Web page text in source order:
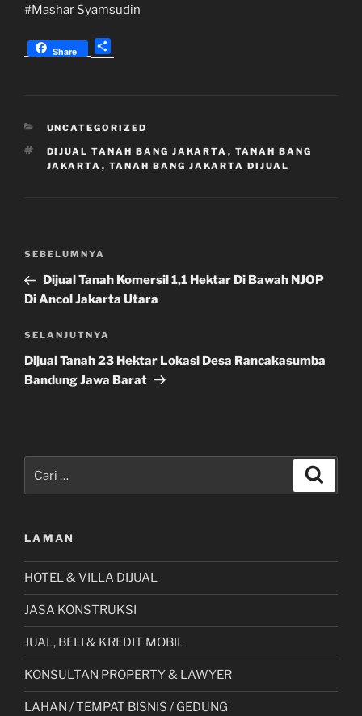
#Mashar Syamsudin
Share
h
KATEGORI
UNCATEGORIZED
TAG
DIJUAL TANAH BANG JAKARTA , TANAH BANG
JAKARTA , TANAH BANG JAKARTA DIJUAL
Navigasi
Pos
Sebelumnya
SEBELUMNYA
Dijual Tanah Komersil 1,1 Hektar Di Bawah NJOP
Di Ancol Jakarta Utara
Pos
Selanjutnya
SELANJUTNYA
Dijual Tanah 23 Hektar Lokasi Desa Rancakasumba
Bandung Jawa Barat
untuk:
LAMAN
HOTEL & VILLA DIJUAL
JASA KONSTRUKSI
JUAL, BELI & KREDIT MOBIL
KONSULTAN PROPERTY & LAWYER
LAHAN / TEMPAT BISNIS / GEDUNG